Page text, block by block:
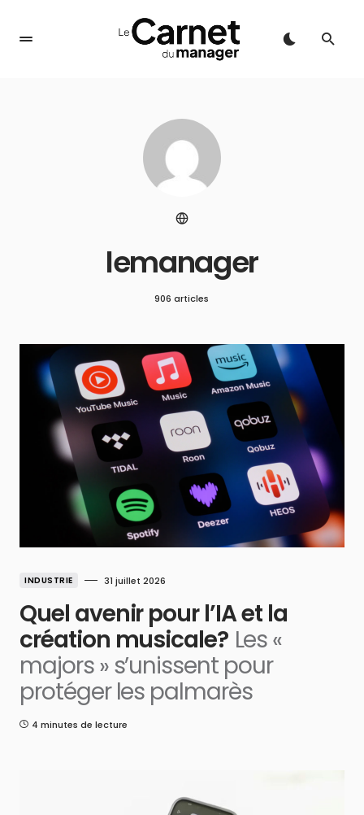
lemanager
906 articles
INDUSTRIE 31 juillet 2026
Quel avenir pour l’IA et la
création musicale? Les «
majors » s’unissent pour
protéger les palmarès
4 minutes de lecture